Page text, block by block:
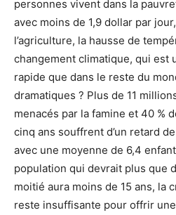
personnes vivent dans la
avec moins de 1,9 dollar par
l’agriculture, la hausse de
changement climatique, qui est
rapide que dans le reste du
dramatiques ? Plus de 11
menacés par la famine et 40 %
cinq ans souffrent d’un retard
avec une moyenne de 6,4
population qui devrait plus que
moitié aura moins de 15 ans, la
reste insuffisante pour offrir